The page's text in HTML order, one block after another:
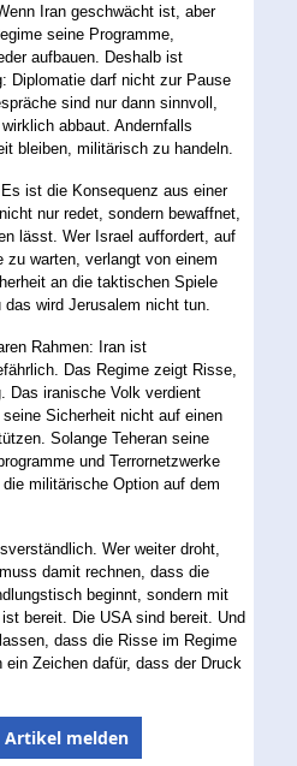
Iran geschwächt ist, aber
seine Programme,
aufbauen. Deshalb ist
Diplomatie darf nicht zur Pause
sind nur dann sinnvoll,
abbaut. Andernfalls
bleiben, militärisch zu handeln.
ist die Konsequenz aus einer
nur redet, sondern bewaffnet,
lässt. Wer Israel auffordert, auf
warten, verlangt von einem
an die taktischen Spiele
wird Jerusalem nicht tun.
Rahmen: Iran ist
Das Regime zeigt Risse,
Das iranische Volk verdient
Sicherheit nicht auf einen
Solange Teheran seine
und Terrornetzwerke
militärische Option auf dem
Wer weiter droht,
damit rechnen, dass die
beginnt, sondern mit
bereit. Die USA sind bereit. Und
dass die Risse im Regime
Zeichen dafür, dass der Druck
Artikel melden